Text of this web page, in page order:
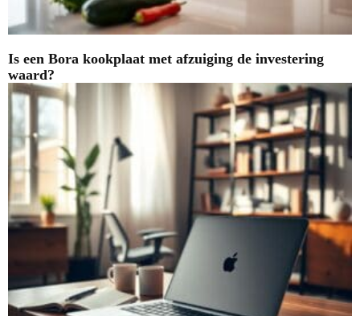
Is een Bora kookplaat met afzuiging de investering
waard?